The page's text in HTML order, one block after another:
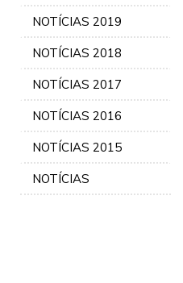
NOTÍCIAS 2019
NOTÍCIAS 2018
NOTÍCIAS 2017
NOTÍCIAS 2016
NOTÍCIAS 2015
NOTÍCIAS